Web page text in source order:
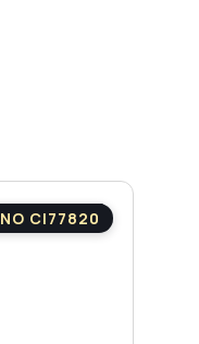
NO CI77820